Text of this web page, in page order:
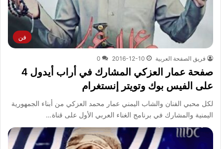
فن
فريق الصفحة العربية 2016-12-10
0
صفحة عمار العزكي المشارك في أراب أيدول 4
على الفيس بوك وتويتر إنستغرام
لكل محبي الفنان والشاب اليمني عمار محمد العزكي من أبناء الجمهورية
اليمنية والمشارك في برنامج الغناء العربي الأول على قناة…